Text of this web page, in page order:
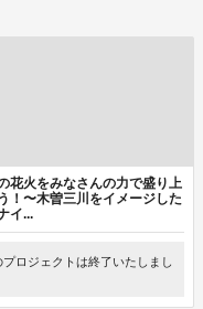
花火をみなさんの力で盛り上
！〜木曽三川をイメージした
イ...
プロジェクトは終了いたしまし